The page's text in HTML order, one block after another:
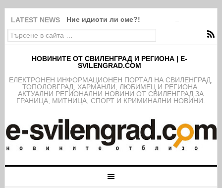
LATEST NEWS Ние идиоти ли сме?!
НОВИНИТЕ ОТ СВИЛЕНГРАД И РЕГИОНА | E-
SVILENGRAD.COM
EЛЕКТРОНЕН ИНФОРМАЦИОНЕН ПОРТАЛ НА СВИЛЕНГРАД,
ТОПОЛОВГРАД, ХАРМАНЛИ, ЛЮБИМЕЦ И РЕГИОНА.
АКТУАЛНИ РЕГИОНАЛНИ НОВИНИ ОТ СВИЛЕНГРАД ЗА
ГРАНИЦА, МИТНИЦА, СПОРТ И КРИМИНАЛНИ НОВИНИ.